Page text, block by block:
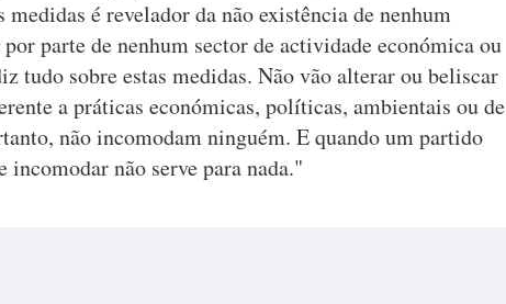
medidas é revelador da não existência de nenhum
parte de nenhum sector de actividade económica ou
tudo sobre estas medidas. Não vão alterar ou beliscar
a práticas económicas, políticas, ambientais ou de
não incomodam ninguém. E quando um partido
incomodar não serve para nada."